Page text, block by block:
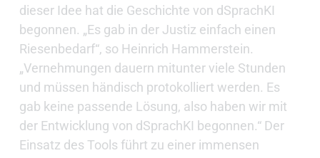
dieser Idee hat die Geschichte von dSprachKI
begonnen. „Es gab in der Justiz einfach einen
Riesenbedarf“, so Heinrich Hammerstein.
„Vernehmungen dauern mitunter viele Stunden
und müssen händisch protokolliert werden. Es
gab keine passende Lösung, also haben wir mit
der Entwicklung von dSprachKI begonnen.“ Der
Einsatz des Tools führt zu einer immensen